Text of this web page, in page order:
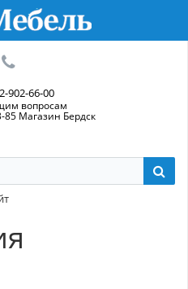
902-66-00
вопросам
85 Магазин Бердск